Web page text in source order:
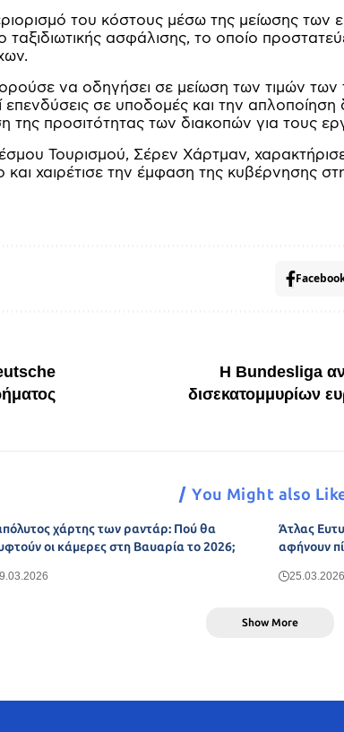
του κόστους μέσω της μείωσης των
ασφάλισης, το οποίο
να οδηγήσει σε μείωση των τιμών των
σε υποδομές και την απλοποίηση
της προσιτότητας των διακοπών για τους
Τουρισμού, Σέρεν Χάρτμαν,
χαιρέτισε την έμφαση της κυβέρνησης
Η Bundesliga
δισεκατομμυρίων
You Might also
χάρτης των ραντάρ: Πού θα
οι κάμερες στη Βαυαρία το 2026;
Άτλας
αφήνουν
25.03.2026
Show More